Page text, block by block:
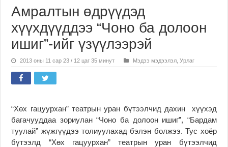
Амралтын өдрүүдэд
хүүхдүүддээ “Чоно ба долоон
ишиг”-ийг үзүүлээрэй
2013 оны 11 сар 23 / 12 цаг 35 минут Мэдээ мэдээлэл ,Урлаг
“Хөх гацуурхан” театрын уран бүтээлчид дахин хүүхэд
багачууддаа зориулан “Чоно ба долоон ишиг”, “Бардам
туулай” жүжгүүдээ толиуулахад бэлэн болжээ. Тус хоёр
бүтээлд “Хөх гацуурхан” театрын уран бүтээлчид